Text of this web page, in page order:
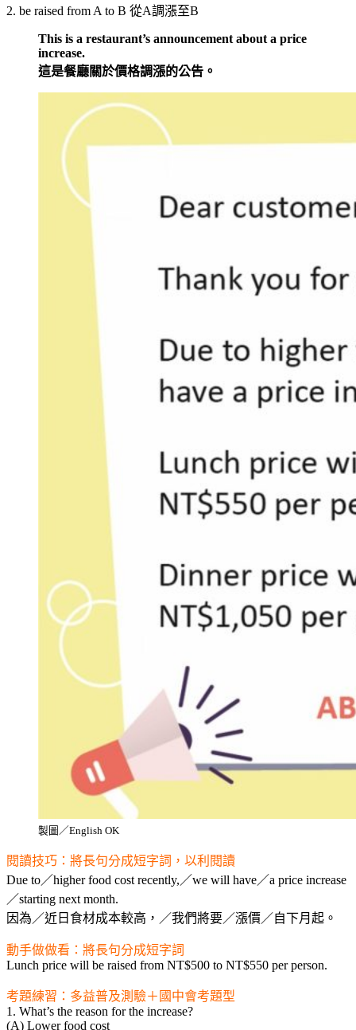
2. be raised from A to B 從A調漲至B
This is a restaurant’s announcement about a price
increase.
這是餐廳關於價格調漲的公告。
製圖／English OK
閱讀技巧：將長句分成短字詞，以利閱讀
Due to／higher food cost recently,／we will have／a price increase
／starting next month.
因為／近日食材成本較高，／我們將要／漲價／自下月起。
動手做做看：將長句分成短字詞
Lunch price will be raised from NT$500 to NT$550 per person.
考題練習：多益普及測驗＋國中會考題型
1. What’s the reason for the increase?
(A) Lower food cost